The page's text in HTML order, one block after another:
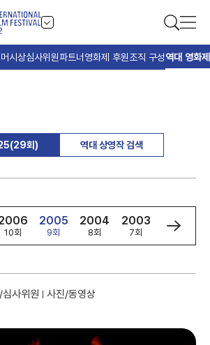
시상심사위원파트너 영화제 후원조직 구성역대 영화제
회) 역대 상영작 검색
10회
2005
9회
2004
8회
2003
7회
2002
6회
사위원 사진/동영상